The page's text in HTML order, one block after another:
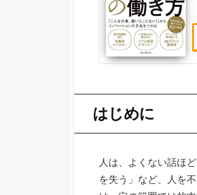
はじめに
人は、よくない話ほ
を失う」など、人を